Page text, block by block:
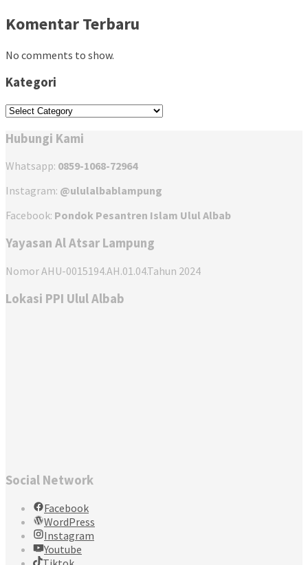
Komentar Terbaru
No comments to show.
Kategori
Kategori
Hubungi Kami
Whatsapp: 0859-1068-72964
Instagram: @ululalbablampung
Facebook: Pondok Pesantren Islam Ulul Albab
Yayasan Al Atsar Lampung
Nomor AHU-0015194.AH.01.04.Tahun 2024
Lokasi PPI Ulul Albab
Social Network
Facebook
WordPress
Instagram
Youtube